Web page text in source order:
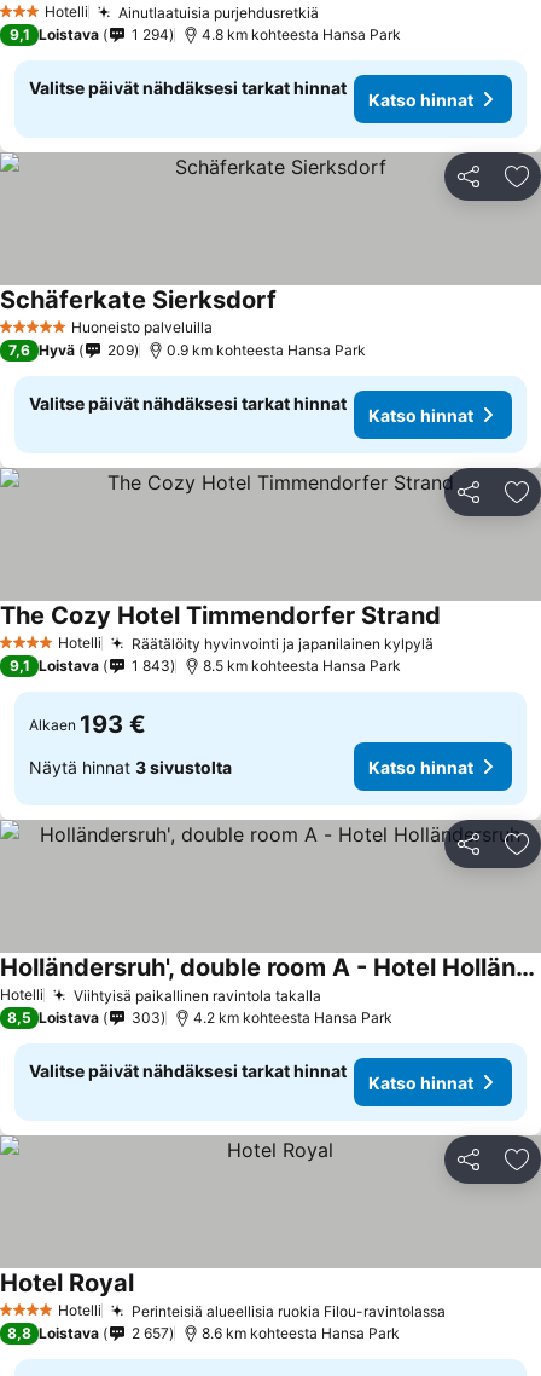
3 Tähtiluokitus
Hotelli
Ainutlaatuisia purjehdusretkiä
9,1 Loistava 1 294 4.8 km kohteesta Hansa Park
Valitse päivät nähdäksesi tarkat hinnat
Katso hinnat
Jaa
5 TähtiluokitusHuoneisto palveluilla
Schäferkate Sierksdorf
7,6 Hyvä 209 0.9 km kohteesta Hansa Park
Valitse päivät nähdäksesi tarkat hinnat
Katso hinnat
Jaa
4 Tähtiluokitus
Hotelli Räätälöity hyvinvointi ja japanilainen kylpylä
The Cozy Hotel Timmendorfer Strand
9,1 Loistava 1 843 8.5 km kohteesta Hansa Park
Alkaen 193 €
Näytä hinnat 3 sivustolta Katso hinnat
Jaa
Hotelli Viihtyisä paikallinen ravintola takalla
Holländersruh', double room A - Hotel Holländersruh
8,5 Loistava 303 4.2 km kohteesta Hansa Park
Valitse päivät nähdäksesi tarkat hinnat
Katso hinnat
Jaa
4 Tähtiluokitus
Hotelli Perinteisiä alueellisia ruokia Filou-ravintolassa
Hotel Royal
8,8 Loistava 2 657 8.6 km kohteesta Hansa Park